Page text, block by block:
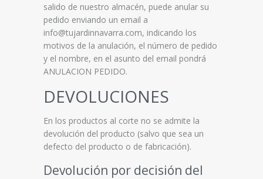
salido de nuestro almacén, puede anular su
pedido enviando un email a
info@tujardinnavarra.com, indicando los
motivos de la anulación, el número de pedido
y el nombre, en el asunto del email pondrá
ANULACION PEDIDO.
DEVOLUCIONES
En los productos al corte no se admite la
devolución del producto (salvo que sea un
defecto del producto o de fabricación).
Devolución por decisión del